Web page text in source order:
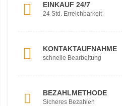
EINKAUF 24/7
24 Std. Erreichbarkeit
KONTAKTAUFNAHME
schnelle Bearbeitung
BEZAHLMETHODE
Sicheres Bezahlen